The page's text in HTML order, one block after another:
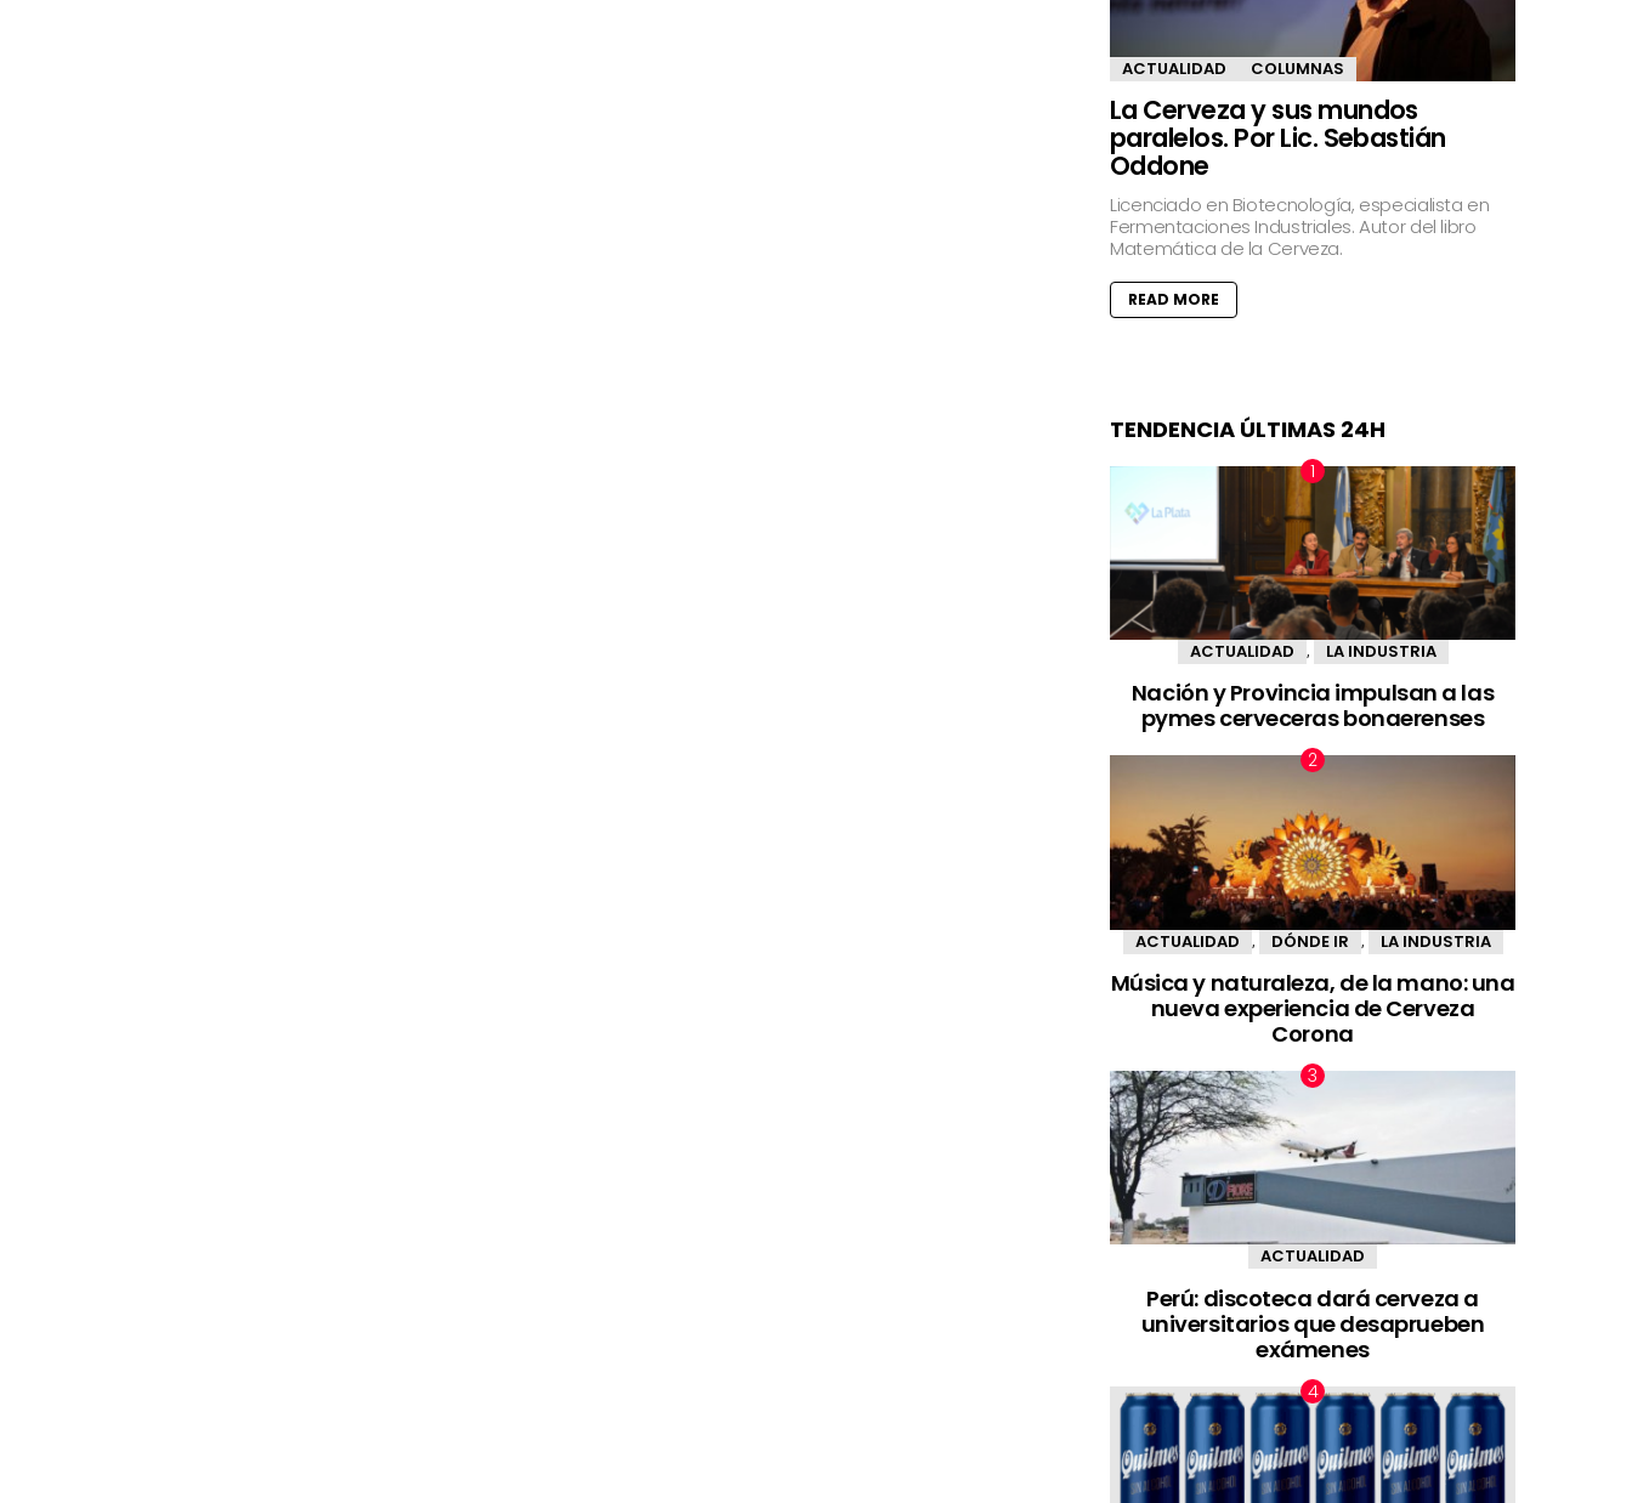
ACTUALIDAD COLUMNAS
La Cerveza y sus mundos
paralelos. Por Lic. Sebastián
Oddone
Licenciado en Biotecnología, especialista en
Fermentaciones Industriales. Autor del libro
Matemática de la Cerveza.
READ MORE
TENDENCIA ÚLTIMAS 24H
ACTUALIDAD , LA INDUSTRIA
Nación y Provincia impulsan a las
pymes cerveceras bonaerenses
ACTUALIDAD DÓNDE IR LA INDUSTRIA
Música y naturaleza, de la mano: una
nueva experiencia de Cerveza
Corona
ACTUALIDAD
Perú: discoteca dará cerveza a
universitarios que desaprueben
exámenes